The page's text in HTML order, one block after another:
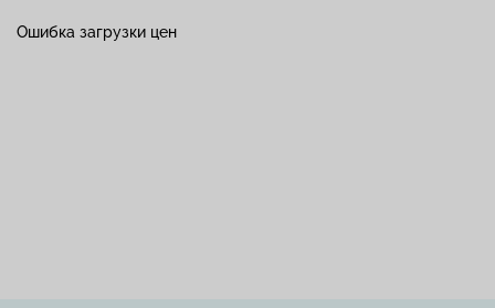
Ошибка загрузки цен